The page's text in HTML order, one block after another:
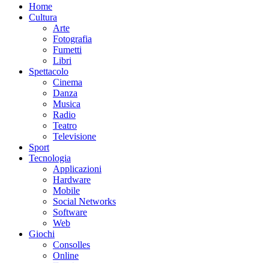
Home
Cultura
Arte
Fotografia
Fumetti
Libri
Spettacolo
Cinema
Danza
Musica
Radio
Teatro
Televisione
Sport
Tecnologia
Applicazioni
Hardware
Mobile
Social Networks
Software
Web
Giochi
Consolles
Online